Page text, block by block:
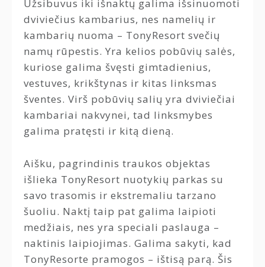
Užsibuvus iki išnaktų galima išsinuomoti
dviviečius kambarius, nes namelių ir
kambarių nuoma – TonyResort svečių
namų rūpestis. Yra kelios pobūvių salės,
kuriose galima švęsti gimtadienius,
vestuves, krikštynas ir kitas linksmas
šventes. Virš pobūvių salių yra dviviečiai
kambariai nakvynei, tad linksmybes
galima pratęsti ir kitą dieną.
Aišku, pagrindinis traukos objektas
išlieka TonyResort nuotykių parkas su
savo trasomis ir ekstremaliu tarzano
šuoliu. Naktį taip pat galima laipioti
medžiais, nes yra speciali paslauga –
naktinis laipiojimas. Galima sakyti, kad
TonyResorte pramogos – ištisą parą. Šis